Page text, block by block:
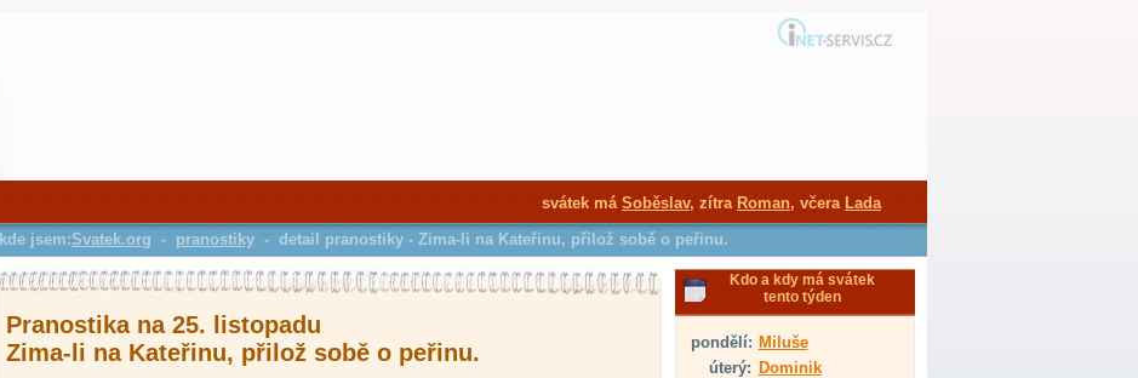
Pranostika na 25. listopadu
Zima-li na Kateřinu, přilož sobě o peřinu.
Kdo a kdy má svátek
tento týden
pondělí: Miluše
úterý: Dominik
svátek má Soběslav, zítra Roman, včera Lada
kde jsem:Svatek.org - pranostiky - detail pranostiky - Zima-li na Kateřinu, přilož sobě o peřinu.